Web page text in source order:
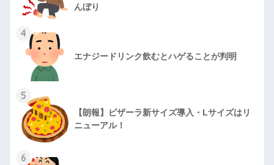
んぼり
4
エナジードリンク飲むとハゲることが判明
5
【朗報】ピザーラ新サイズ導入・Lサイズはリ
ニューアル！
6